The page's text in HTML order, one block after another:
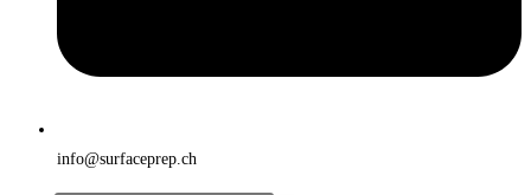
info@surfaceprep.ch